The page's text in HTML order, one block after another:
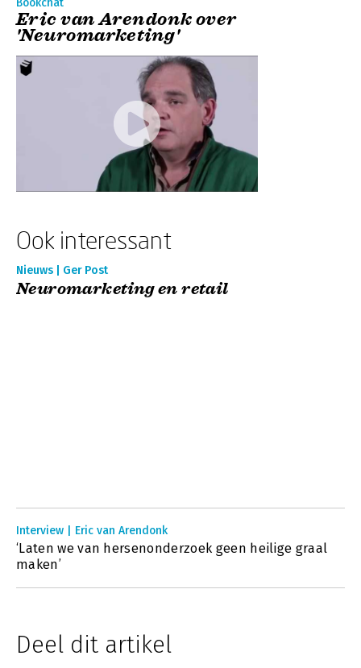
Bookchat
Eric van Arendonk over
'Neuromarketing'
Ook interessant
Nieuws | Ger Post
Neuromarketing en retail
Interview | Eric van Arendonk
‘Laten we van hersenonderzoek geen heilige graal
maken’
Deel dit artikel